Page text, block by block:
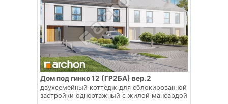
Дом под гинко 12 (ГР2БА) вер.2
двухсемейный коттедж для сблокированной
застройки одноэтажный с жилой мансардой